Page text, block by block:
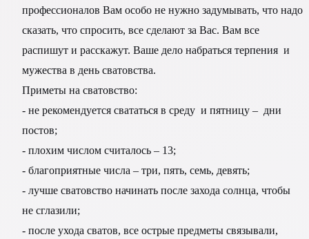
профессионалов Вам особо не нужно задумывать, что надо
сказать, что спросить, все сделают за Вас. Вам все
распишут и расскажут. Ваше дело набраться терпения и
мужества в день сватовства.
Приметы на сватовство:
- не рекомендуется свататься в среду и пятницу – дни
постов;
- плохим числом считалось – 13;
- благоприятные числа – три, пять, семь, девять;
- лучше сватовство начинать после захода солнца, чтобы
не сглазили;
- после ухода сватов, все острые предметы связывали,